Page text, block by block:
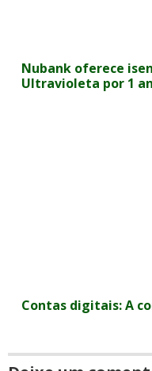
Nubank oferece
Ultravioleta por 1
Contas digitais: A